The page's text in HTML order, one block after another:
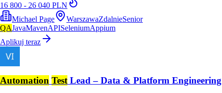
16 800 - 26 040 PLN
Michael Page
WarszawaZdalnieSenior
QAJavaMavenAPISeleniumAppium
Aplikuj teraz
Automation TestLead – Data & Platform Engineering